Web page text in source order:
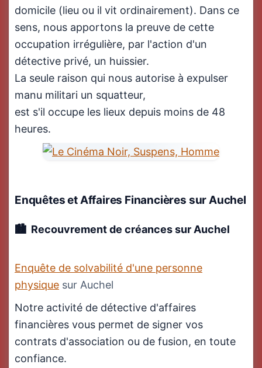
domicile (lieu ou il vit ordinairement). Dans ce
sens, nous apportons la preuve de cette
occupation irrégulière, par l'action d'un
détective privé, un huissier.
La seule raison qui nous autorise à expulser
manu militari un squatteur,
est s'il occupe les lieux depuis moins de 48
heures.
Enquêtes et Affaires Financières sur Auchel
Recouvrement de créances sur Auchel
Enquête de solvabilité d'une personne
physique sur Auchel
Notre activité de détective d'affaires
financières vous permet de signer vos
contrats d'association ou de fusion, en toute
confiance.